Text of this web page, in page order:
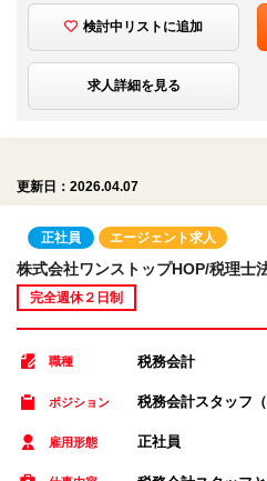
検討中リストに追加
求人詳細を見る
更新日：2026.04.07
正社員 エージェント求人
株式会社ワンストップHOP/税理士
完全週休２日制
職種 税務会計
ポジション 税務会計スタッフ
雇用形態 正社員